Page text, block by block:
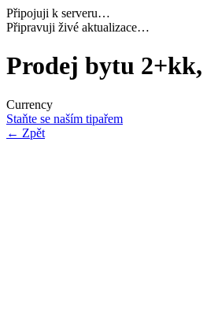
Připojuji k serveru…
Načítám potřebná data…
Prodej bytu 2+kk,
Currency
Staňte se naším tipařem
← Zpět